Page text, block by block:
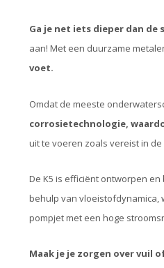
Ga je net iets dieper dan de
aan! Met een duurzame
voet.
Omdat de meeste
corrosietechnologie,
uit te voeren zoals vereist in
De K5 is efficiënt ontworpen
behulp van vloeistofdynamica,
pompjet met een hoge
Maak je je zorgen over vuil